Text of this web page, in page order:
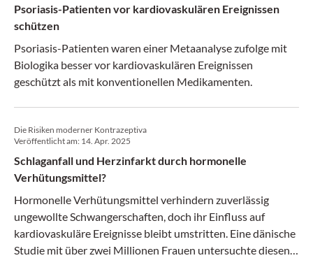
Psoriasis-Patienten vor kardiovaskulären Ereignissen
schützen
Psoriasis-Patienten waren einer Metaanalyse zufolge mit
Biologika besser vor kardiovaskulären Ereignissen
geschützt als mit konventionellen Medikamenten.
Die Risiken moderner Kontrazeptiva
Veröffentlicht am: 14. Apr. 2025
Schlaganfall und Herzinfarkt durch hormonelle
Verhütungsmittel?
Hormonelle Verhütungsmittel verhindern zuverlässig
ungewollte Schwangerschaften, doch ihr Einfluss auf
kardiovaskuläre Ereignisse bleibt umstritten. Eine dänische
Studie mit über zwei Millionen Frauen untersuchte diesen